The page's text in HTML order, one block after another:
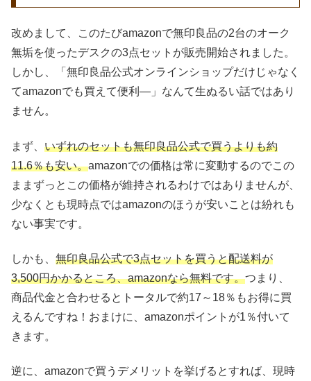
改めまして、このたびamazonで無印良品の2台のオーク
無垢を使ったデスクの3点セットが販売開始されました。
しかし、「無印良品公式オンラインショップだけじゃなく
てamazonでも買えて便利―」なんて生ぬるい話ではあり
ません。
まず、 いずれのセットも無印良品公式で買うよりも約
11.6％も安い。amazonでの価格は常に変動するのでこの
ままずっとこの価格が維持されるわけではありませんが、
少なくとも現時点ではamazonのほうが安いことは紛れも
ない事実です。
しかも、 無印良品公式で3点セットを買うと配送料が
3,500円かかるところ、amazonなら無料です。つまり、
商品代金と合わせるとトータルで約17～18％もお得に買
えるんですね！おまけに、amazonポイントが1％付いて
きます。
逆に、amazonで買うデメリットを挙げるとすれば、現時